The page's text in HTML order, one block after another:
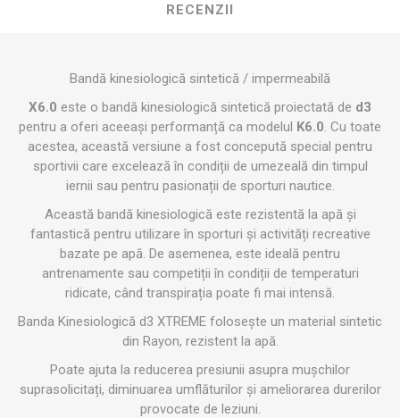
RECENZII
Bandă kinesiologică sintetică / impermeabilă
X6.0 este o bandă kinesiologică sintetică proiectată de d3
pentru a oferi aceeași performanță ca modelul K6.0. Cu toate
acestea, această versiune a fost concepută special pentru
sportivii care excelează în condiții de umezeală din timpul
iernii sau pentru pasionații de sporturi nautice.
Această bandă kinesiologică este rezistentă la apă și
fantastică pentru utilizare în sporturi și activități recreative
bazate pe apă. De asemenea, este ideală pentru
antrenamente sau competiții în condiții de temperaturi
ridicate, când transpirația poate fi mai intensă.
Banda Kinesiologică d3 XTREME folosește un material sintetic
din Rayon, rezistent la apă.
Poate ajuta la reducerea presiunii asupra mușchilor
suprasolicitați, diminuarea umflăturilor și ameliorarea durerilor
provocate de leziuni.